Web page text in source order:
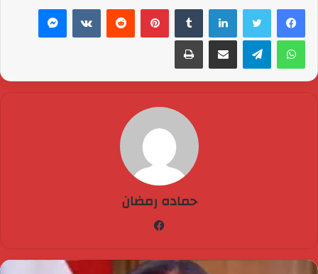
لينكدإن بينتيريست ماسنجر
واتساب تيلقرام مشاركة عبر البريد طباعة
حماده رمضان